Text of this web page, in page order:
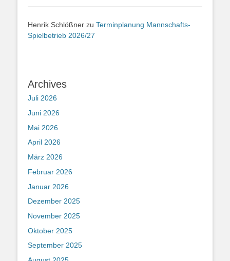
Henrik Schlößner zu Terminplanung Mannschafts-
Spielbetrieb 2026/27
Archives
Juli 2026
Juni 2026
Mai 2026
April 2026
März 2026
Februar 2026
Januar 2026
Dezember 2025
November 2025
Oktober 2025
September 2025